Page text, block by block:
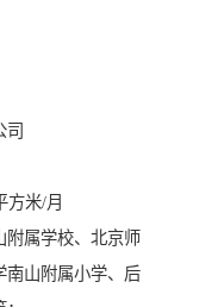
方米/月
附属学校、北京师
南山附属小学、后